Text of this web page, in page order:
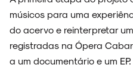
SOBRE
músicos para uma
do acervo e reinterpretar
registradas na Ópera
a um documentário e um EP.